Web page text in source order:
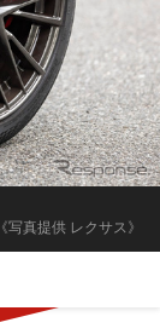
《写真提供 レクサス》